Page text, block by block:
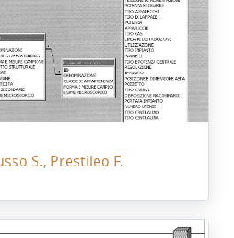
S., Prestileo F.